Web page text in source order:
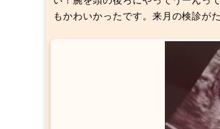
もかわいかったです。来月の検診が